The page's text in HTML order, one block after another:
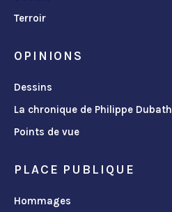
Terroir
OPINIONS
Dessins
La chronique de Philippe Dubath
Points de vue
PLACE PUBLIQUE
Hommages